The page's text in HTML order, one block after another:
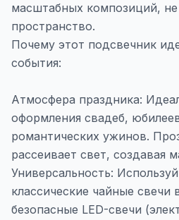
масштабных композиций, не
пространство.
Почему этот подсвечник
события:
Атмосфера праздника:
оформления свадеб,
романтических ужинов.
рассеивает свет, создавая
Универсальность:
классические чайные свечи
безопасные LED-свечи